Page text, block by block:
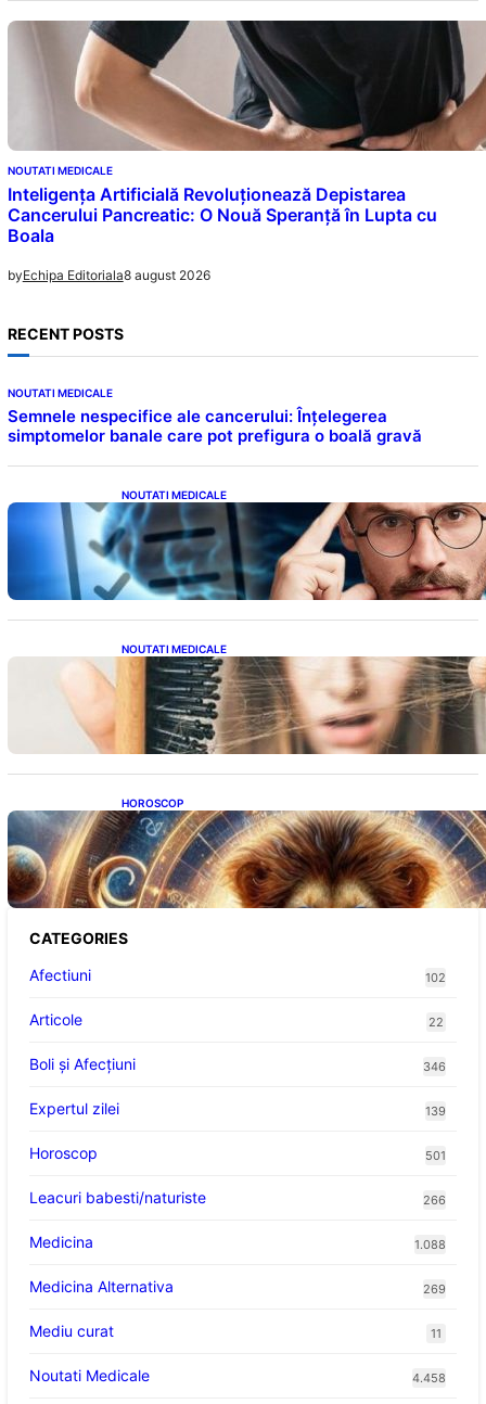
NOUTATI MEDICALE
Inteligența Artificială Revoluționează Depistarea
Cancerului Pancreatic: O Nouă Speranță în Lupta cu
Boala
byEchipa Editoriala8 august 2026
RECENT POSTS
NOUTATI MEDICALE
Semnele nespecifice ale cancerului: Înțelegerea
simptomelor banale care pot prefigura o boală gravă
NOUTATI MEDICALE
Inteligența dincolo de note: Semnele unui IQ
ridicat care nu țin de școală
NOUTATI MEDICALE
Semnele unei deficiențe de proteine:
Impactul asupra sănătății tale
HOROSCOP
Portalul Leului 8/8: Oportunități de
Abundență pentru Cinci Zodii în 2026
CATEGORIES
Afectiuni
102
Articole 22
Boli și Afecțiuni 346
Expertul zilei 139
Horoscop 501
Leacuri babesti/naturiste 266
Medicina 1.088
Medicina Alternativa 269
Mediu curat 11
Noutati Medicale 4.458